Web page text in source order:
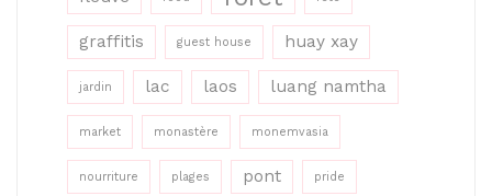
graffitis guest house huay xay
jardin lac laos luang namtha
market monastère monemvasia
nourriture plages pont pride